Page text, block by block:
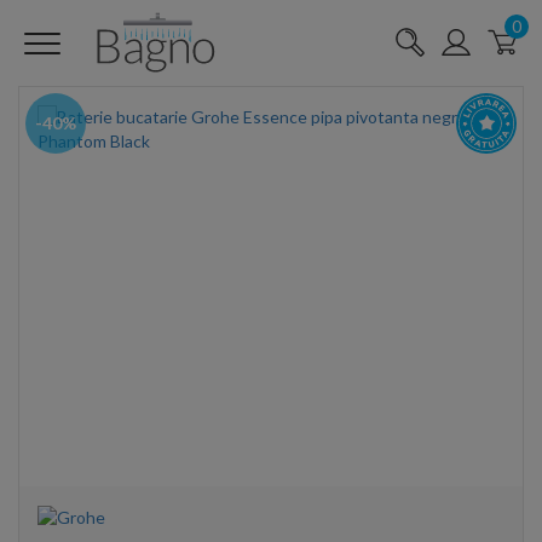
0
-40%